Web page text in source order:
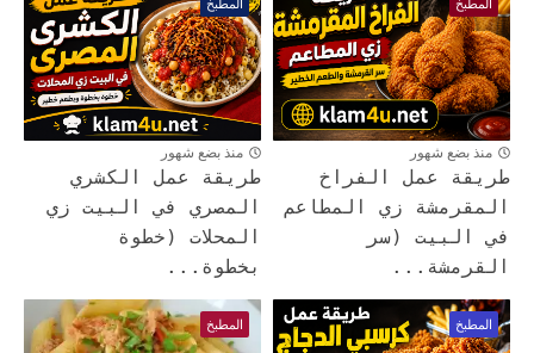
المطبخ
منذ بضع شهور
طريقة عمل الفراخ
المقرمشة زي المطاعم
في البيت (سر
القرمشة...
المطبخ
منذ بضع شهور
طريقة عمل الكشري
المصري في البيت زي
المحلات (خطوة
بخطوة...
المطبخ المطبخ